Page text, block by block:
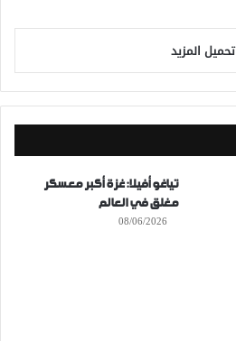
تحميل المزيد
تياغو أفيلا: غزة أكبر معسكر
مغلق في العالم
08/06/2026